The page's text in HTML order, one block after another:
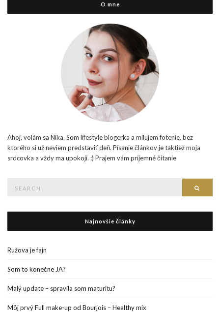
O mne
Ahoj, volám sa Nika. Som lifestyle blogerka a milujem fotenie, bez
ktorého si už neviem predstaviť deň. Písanie článkov je taktiež moja
srdcovka a vždy ma upokojí. :) Prajem vám príjemné čítanie
Najnovšie články
Ružova je fajn
Som to konečne JA?
Malý update – spravila som maturitu?
Môj prvý Full make-up od Bourjois – Healthy mix